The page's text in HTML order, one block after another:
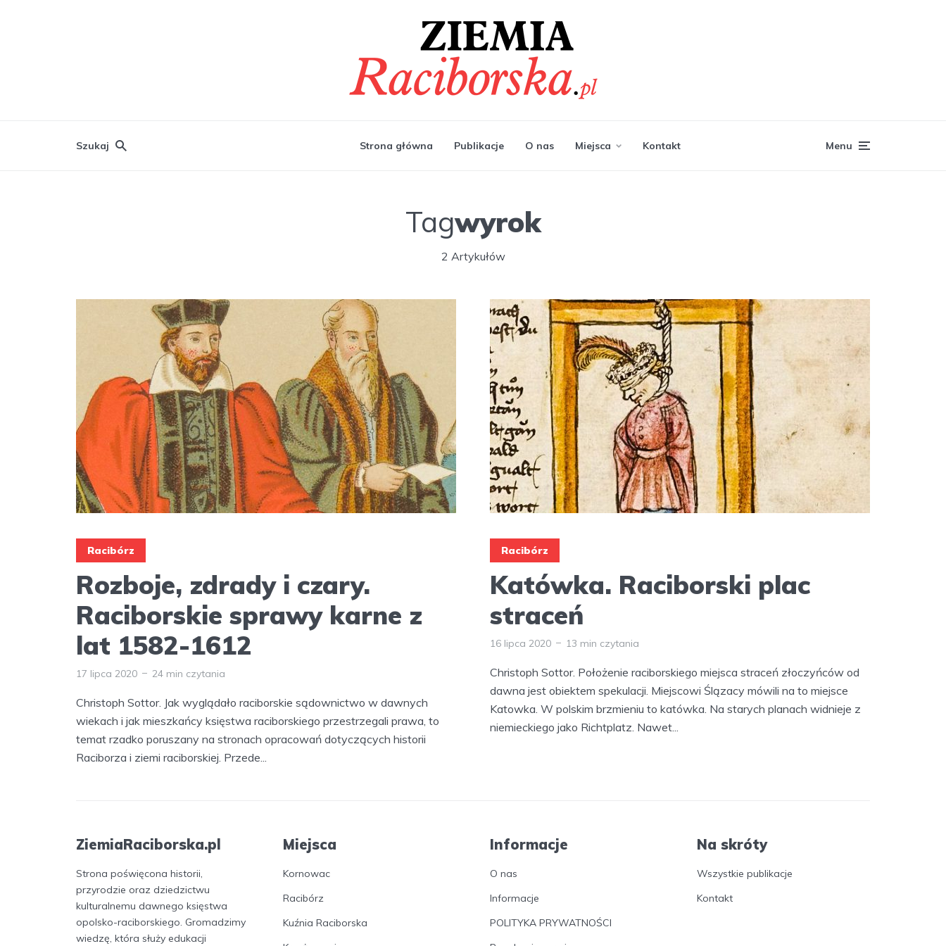
Szukaj Strona główna Publikacje O nas Miejsca Kontakt Menu
Tagwyrok
2 Artykułów
Racibórz
Rozboje, zdrady i czary.
Raciborskie sprawy karne z
lat 1582-1612
17 lipca 2020 24 min czytania
Christoph Sottor. Jak wyglądało raciborskie sądownictwo w dawnych
wiekach i jak mieszkańcy księstwa raciborskiego przestrzegali prawa, to
temat rzadko poruszany na stronach opracowań dotyczących historii
Raciborza i ziemi raciborskiej. Przede...
Racibórz
Katówka. Raciborski plac
straceń
16 lipca 2020 13 min czytania
Christoph Sottor. Położenie raciborskiego miejsca straceń złoczyńców od
dawna jest obiektem spekulacji. Miejscowi Ślązacy mówili na to miejsce
Katowka. W polskim brzmieniu to katówka. Na starych planach widnieje z
niemieckiego jako Richtplatz. Nawet...
ZiemiaRaciborska.pl
Strona poświęcona historii,
przyrodzie oraz dziedzictwu
kulturalnemu dawnego księstwa
opolsko-raciborskiego. Gromadzimy
wiedzę, która służy edukacji
Miejsca
Kornowac
Racibórz
Kuźnia Raciborska
Informacje
O nas
Informacje
POLITYKA PRYWATNOŚCI
Na skróty
Wszystkie publikacje
Kontakt